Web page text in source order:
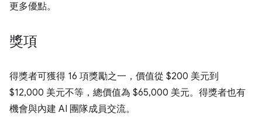
更多優點。
獎項
得獎者可獲得 16 項獎勵之一，價值從 $200 美元到
$12,000 美元不等，總價值為 $65,000 美元。得獎者也有
機會與內建 AI 團隊成員交流。